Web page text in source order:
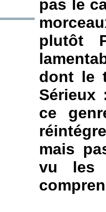
pas le
plutôt
dont le
Sérieux
ce
mais
vu les